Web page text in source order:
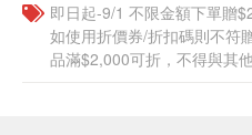
即日起-9/1 不限金額下單贈
如使用折價券/折扣碼則不符
品滿$2,000可折，不得與其